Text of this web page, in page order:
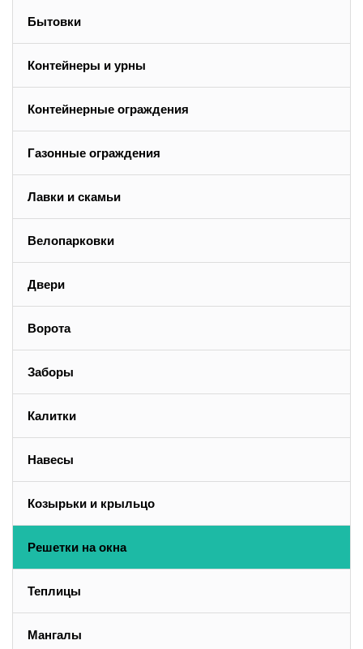
Бытовки
Контейнеры и урны
Контейнерные ограждения
Газонные ограждения
Лавки и скамьи
Велопарковки
Двери
Ворота
Заборы
Калитки
Навесы
Козырьки и крыльцо
Решетки на окна
Теплицы
Мангалы